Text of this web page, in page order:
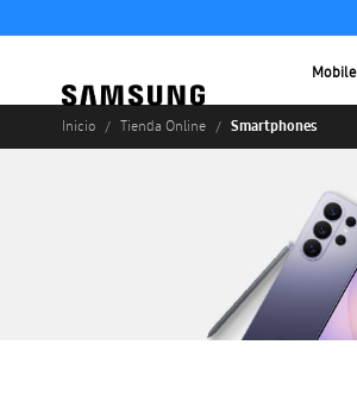
Mobile
Inicio Tienda Online Smartphones